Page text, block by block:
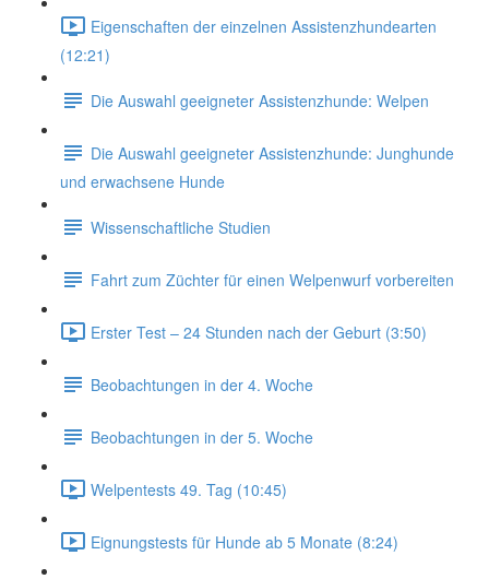
Eigenschaften der einzelnen Assistenzhundearten
(12:21)
Die Auswahl geeigneter Assistenzhunde: Welpen
Die Auswahl geeigneter Assistenzhunde: Junghunde
und erwachsene Hunde
Wissenschaftliche Studien
Fahrt zum Züchter für einen Welpenwurf vorbereiten
Erster Test – 24 Stunden nach der Geburt (3:50)
Beobachtungen in der 4. Woche
Beobachtungen in der 5. Woche
Welpentests 49. Tag (10:45)
Eignungstests für Hunde ab 5 Monate (8:24)